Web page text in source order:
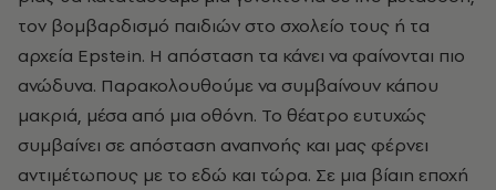
τον βομβαρδισμό παιδιών στο σχολείο τους ή τα
αρχεία Epstein. Η απόσταση τα κάνει να φαίνονται πιο
ανώδυνα. Παρακολουθούμε να συμβαίνουν κάπου
μακριά, μέσα από μια οθόνη. Το θέατρο ευτυχώς
συμβαίνει σε απόσταση αναπνοής και μας φέρνει
αντιμέτωπους με το εδώ και τώρα. Σε μια βίαιη εποχή